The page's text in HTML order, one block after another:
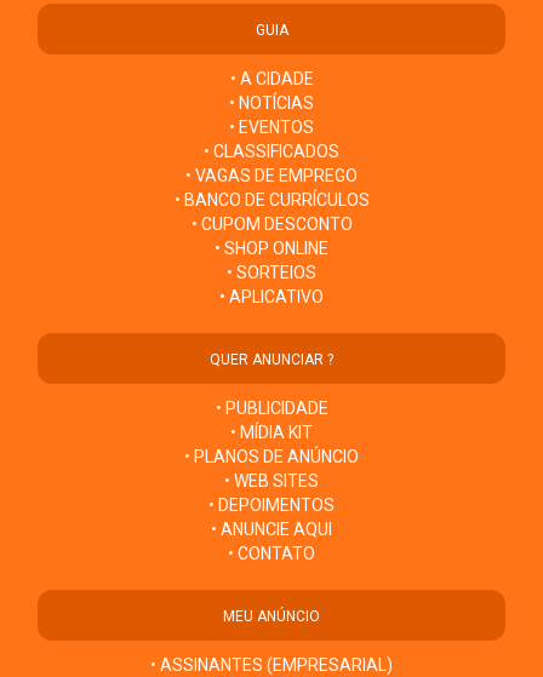
GUIA
• A CIDADE
• NOTÍCIAS
• EVENTOS
• CLASSIFICADOS
• VAGAS DE EMPREGO
• BANCO DE CURRÍCULOS
• CUPOM DESCONTO
• SHOP ONLINE
• SORTEIOS
• APLICATIVO
QUER ANUNCIAR ?
• PUBLICIDADE
• MÍDIA KIT
• PLANOS DE ANÚNCIO
• WEB SITES
• DEPOIMENTOS
• ANUNCIE AQUI
• CONTATO
MEU ANÚNCIO
• ASSINANTES (EMPRESARIAL)